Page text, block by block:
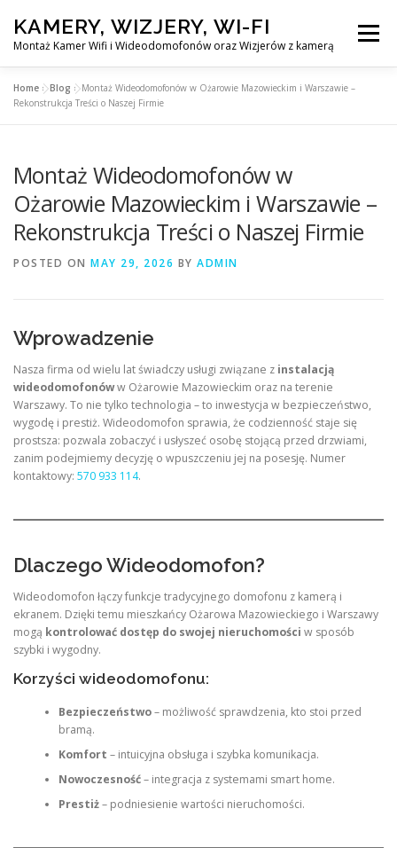
content
KAMERY, WIZJERY, WI-FI
Montaż Kamer Wifi i Wideodomofonów oraz Wizjerów z kamerą
Menu
GŁÓWNA MONTAŻ KAMER WIFI W WARSZAWA
MONTAŻ WIDEDOMOFONÓW
MONTAŻU WIZJERÓW Z KAMERĄ BLOG
Home »Blog »Montaż Wideodomofonów w Ożarowie Mazowieckim i Warszawie –
Rekonstrukcja Treści o Naszej Firmie
Montaż Wideodomofonów w
Ożarowie Mazowieckim i Warszawie –
Rekonstrukcja Treści o Naszej Firmie
POSTED ON MAY 29, 2026 BY ADMIN
Wprowadzenie
Nasza firma od wielu lat świadczy usługi związane z instalacją
wideodomofonóww Ożarowie Mazowieckim oraz na terenie
Warszawy. To nie tylko technologia – to inwestycja w bezpieczeństwo,
wygodę i prestiż. Wideodomofon sprawia, że codzienność staje się
prostsza: pozwala zobaczyć i usłyszeć osobę stojącą przed drzwiami,
zanim podejmiemy decyzję o wpuszczeniu jej na posesję. Numer
kontaktowy: 570 933 114.
Dlaczego Wideodomofon?
Wideodomofon łączy funkcje tradycyjnego domofonu z kamerą i
ekranem. Dzięki temu mieszkańcy Ożarowa Mazowieckiego i Warszawy
mogą kontrolować dostęp do swojej nieruchomości w sposób
szybki i wygodny.
Korzyści wideodomofonu:
Bezpieczeństwo– możliwość sprawdzenia, kto stoi przed
bramą.
Komfort – intuicyjna obsługa i szybka komunikacja.
Nowoczesność– integracja z systemami smart home.
Prestiż– podniesienie wartości nieruchomości.